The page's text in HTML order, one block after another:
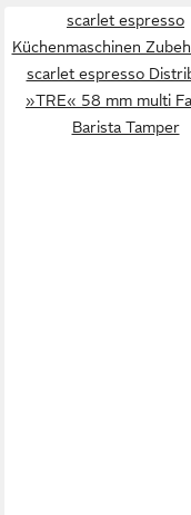
scarlet espresso
Küchenmaschinen
scarlet espresso
»TRE« 58 mm multi
Barista Tamper